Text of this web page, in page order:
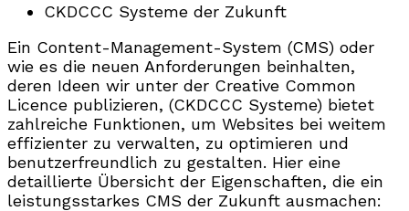
CKDCCC Systeme der Zukunft
Ein Content-Management-System (CMS) oder
wie es die neuen Anforderungen beinhalten,
deren Ideen wir unter der Creative Common
Licence publizieren, (CKDCCC Systeme) bietet
zahlreiche Funktionen, um Websites bei weitem
effizienter zu verwalten, zu optimieren und
benutzerfreundlich zu gestalten. Hier eine
detaillierte Übersicht der Eigenschaften, die ein
leistungsstarkes CMS der Zukunft ausmachen: